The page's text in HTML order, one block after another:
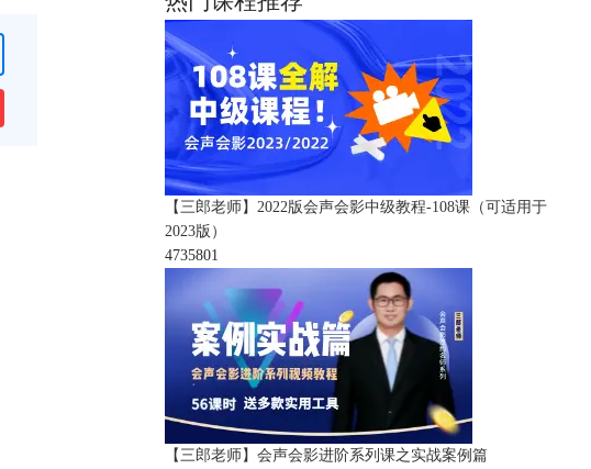
【三郎老师】2022版会声会影中级教程-108课（可适用于
2023版）
4735801
【三郎老师】会声会影进阶系列课之实战案例篇